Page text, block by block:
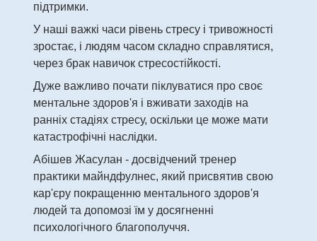
підтримки.
У наші важкі часи рівень стресу і тривожності
зростає, і людям часом складно справлятися,
через брак навичок стресостійкості.
Дуже важливо почати піклуватися про своє
ментальне здоров'я і вживати заходів на
ранніх стадіях стресу, оскільки це може мати
катастрофічні наслідки.
Абішев Жасулан - досвідчений тренер
практики майндфулнес, який присвятив свою
кар'єру покращенню ментального здоров'я
людей та допомозі їм у досягненні
психологічного благополуччя.